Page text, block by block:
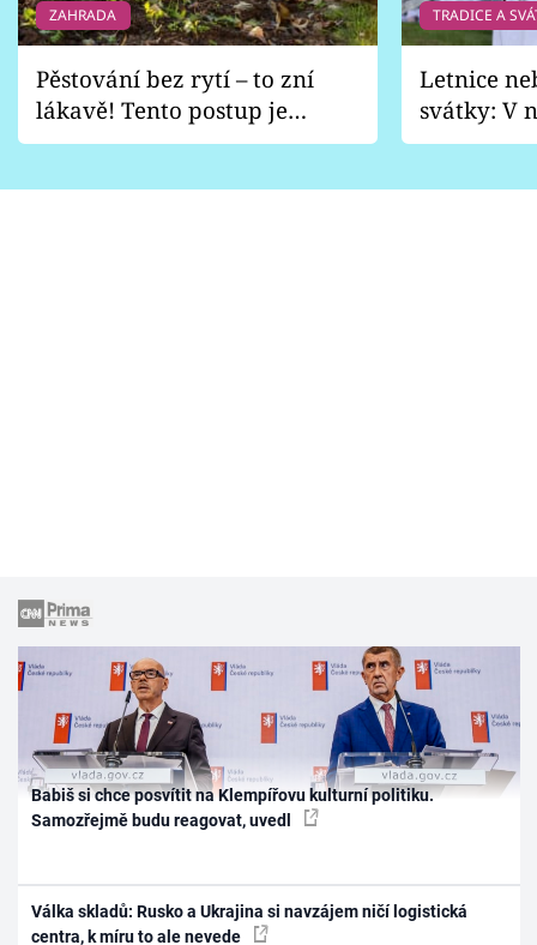
ZAHRADA
Pěstování bez rytí – to zní
lákavě! Tento postup je
vhodný jen pro některé
TRADICE A
Letnice
svátky: V
pondělí
Babiš si chce posvítit na Klempířovu kulturní politiku.
Samozřejmě budu reagovat, uvedl
Válka skladů: Rusko a Ukrajina si navzájem ničí logistická
centra, k míru to ale nevede